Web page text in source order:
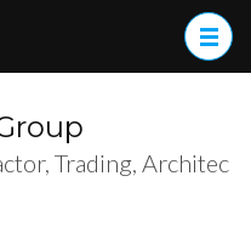
Trading, Architec